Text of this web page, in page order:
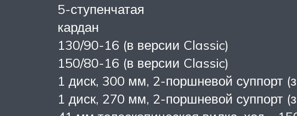
5-ступенчатая
кардан
130/90-16 (в версии Classic)
150/80-16 (в версии Classic)
1 диск, 300 мм, 2-поршневой суппорт
1 диск, 270 мм, 2-поршневой суппорт